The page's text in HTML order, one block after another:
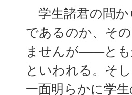
学生諸君の間
であるのか、そ
ませんが――とも
といわれる。そ
一面明らかに学